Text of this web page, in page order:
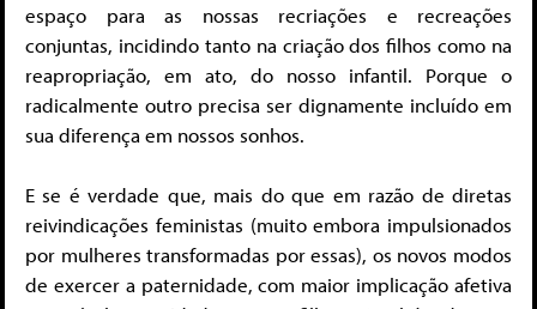
espaço para as nossas recriações e recreações
conjuntas, incidindo tanto na criação dos filhos como na
reapropriação, em ato, do nosso infantil. Porque o
radicalmente outro precisa ser dignamente incluído em
sua diferença em nossos sonhos.
E se é verdade que, mais do que em razão de diretas
reivindicações feministas (muito embora impulsionados
por mulheres transformadas por essas), os novos modos
de exercer a paternidade, com maior implicação afetiva